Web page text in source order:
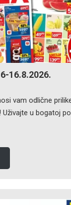
16.8.2026.
vam odlične
Uživajte u bogatoj